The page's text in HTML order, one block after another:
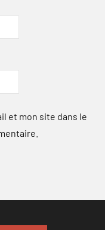
et mon site dans le